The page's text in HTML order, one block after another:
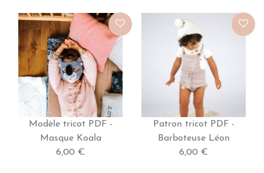
Modèle tricot PDF -
Masque Koala
6,00 €
Patron tricot PDF -
Barboteuse Léon
6,00 €